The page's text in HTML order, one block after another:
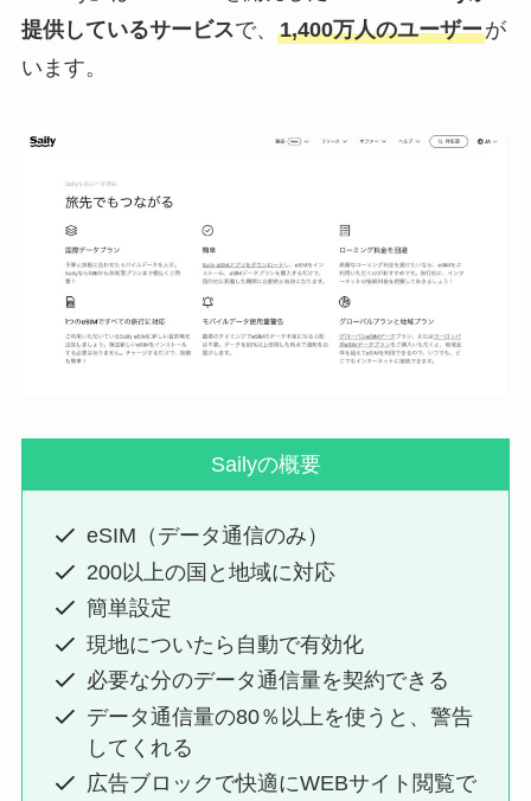
提供しているサービスで、 1,400万人のユーザーが
います。
Sailyの概要
eSIM（データ通信のみ）
200以上の国と地域に対応
簡単設定
現地についたら自動で有効化
必要な分のデータ通信量を契約できる
データ通信量の80％以上を使うと、警告
してくれる
広告ブロックで快適にWEBサイト閲覧で